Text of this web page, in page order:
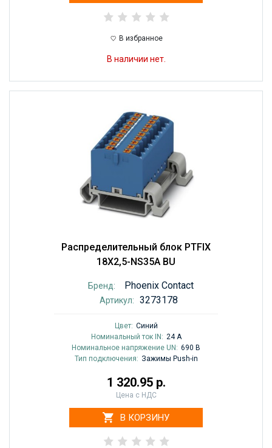
В избранное
В наличии нет.
Распределительный блок PTFIX
18X2,5-NS35A BU
Бренд: Phoenix Contact
Артикул: 3273178
Цвет: Синий
Номинальный ток IN: 24 A
Номинальное напряжение UN: 690 В
Тип подключения: Зажимы Push-in
1 320.95 р.
Цена с НДС
В КОРЗИНУ